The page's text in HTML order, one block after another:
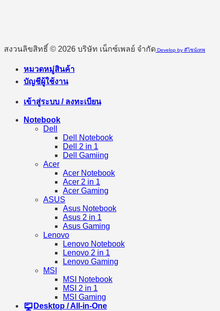
สงวนลิขสิทธิ์ © 2026 บริษัท เน็กซ์เพลย์ จำกัด Develop by ดีไซน์เทพ
หมวดหมู่สินค้า
บัญชีผู้ใช้งาน
เข้าสู่ระบบ / ลงทะเบียน
Notebook
Dell
Dell Notebook
Dell 2 in 1
Dell Gamiing
Acer
Acer Notebook
Acer 2 in 1
Acer Gaming
ASUS
Asus Notebook
Asus 2 in 1
Asus Gaming
Lenovo
Lenovo Notebook
Lenovo 2 in 1
Lenovo Gaming
MSI
MSI Notebook
MSI 2 in 1
MSI Gaming
Desktop / All-in-One